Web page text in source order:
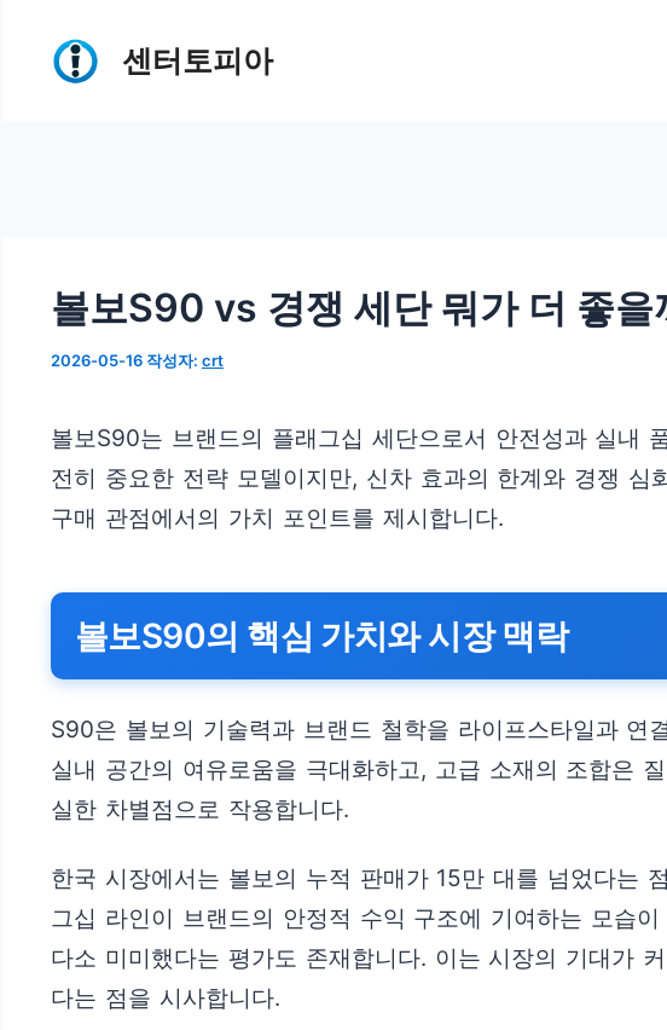
센터토피아
볼보S90 vs 경쟁 세단 뭐가 더 좋을
2026-05-16 작성자: crt
볼보S90는 브랜드의 플래그십 세단으로서 안전성과 실내
전히 중요한 전략 모델이지만, 신차 효과의 한계와 경쟁
구매 관점에서의 가치 포인트를 제시합니다.
볼보S90의 핵심 가치와 시장 맥락
S90은 볼보의 기술력과 브랜드 철학을 라이프스타일과
실내 공간의 여유로움을 극대화하고, 고급 소재의 조합은
실한 차별점으로 작용합니다.
한국 시장에서는 볼보의 누적 판매가 15만 대를 넘었다는
그십 라인이 브랜드의 안정적 수익 구조에 기여하는 모습
다소 미미했다는 평가도 존재합니다. 이는 시장의 기대가
다는 점을 시사합니다.